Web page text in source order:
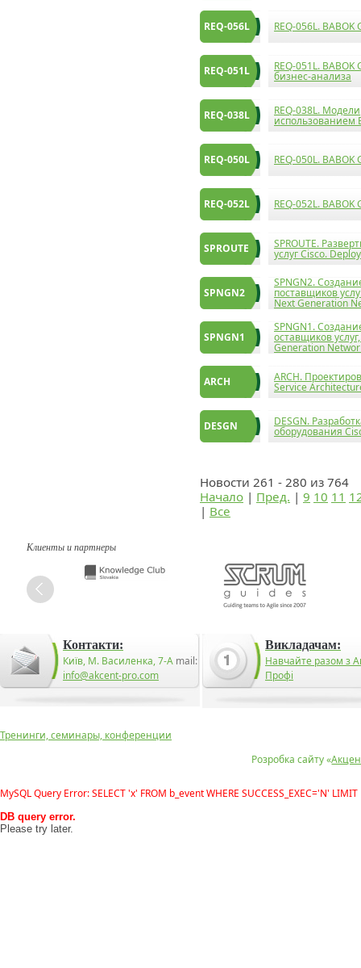
REQ-056L REQ-056L.
REQ-051L REQ-051L.
бизнес-анализа
REQ-038L REQ-038L.
использованием
REQ-050L REQ-050L.
REQ-052L REQ-052L.
SPROUTE SPROUTE.
услуг Cisco.
SPNGN2
SPNGN2.
поставщиков
Next Generation
SPNGN1
SPNGN1.
оставщиков
Generation
ARCH ARCH.
Service
DESGN DESGN.
оборудования
Новости 261 - 280 из 764
Начало | Пред. | 9 10 11
| Все
Клиенты и партнеры
Контакти:
Київ, М. Василенка, 7-А mail:
info@akcent-pro.com
Викладачам:
Навчайте разом з
Профі
Розробка сайту «
Тренинги, семинары, конференции
MySQL Query Error: SELECT 'x' FROM b_event WHERE SUCCESS_EXEC='N' LIMIT
DB query error.
Please try later.